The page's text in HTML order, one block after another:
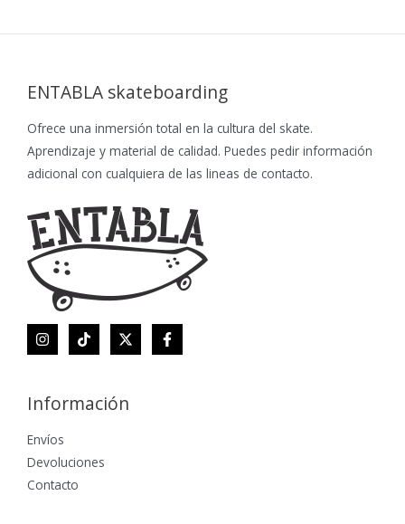
ENTABLA skateboarding
Ofrece una inmersión total en la cultura del skate.
Aprendizaje y material de calidad. Puedes pedir información
adicional con cualquiera de las lineas de contacto.
Información
Envíos
Devoluciones
Contacto